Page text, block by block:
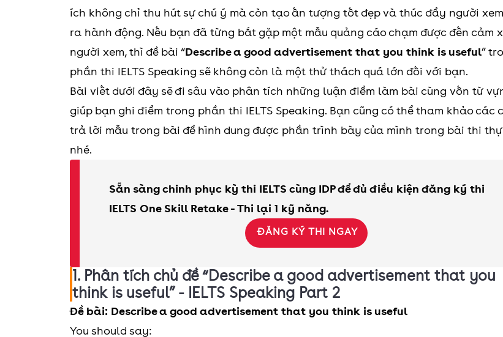
ích không chỉ thu hút sự chú ý mà còn tạo ấn tượng tốt đẹp và thúc đẩy người
ra hành động. Nếu bạn đã từng bắt gặp một mẫu quảng cáo chạm được đến cảm
người xem, thì đề bài “Describe a good advertisement that you think is useful”
phần thi IELTS Speaking sẽ không còn là một thử thách quá lớn đối với bạn.
Bài viết dưới đây sẽ đi sâu vào phân tích những luận điểm làm bài cùng vốn từ
giúp bạn ghi điểm trong phần thi IELTS Speaking. Bạn cũng có thể tham khảo các
trả lời mẫu trong bài để hình dung được phần trình bày của mình trong bài thi
nhé.
Sẵn sàng chinh phục kỳ thi IELTS cùng IDP để đủ điều kiện đăng ký thi
IELTS One Skill Retake - Thi lại 1 kỹ năng.
ĐĂNG KÝ THI NGAY
1. Phân tích chủ đề “Describe a good advertisement that you
think is useful” - IELTS Speaking Part 2
Đề bài: Describe a good advertisement that you think is useful
You should say: